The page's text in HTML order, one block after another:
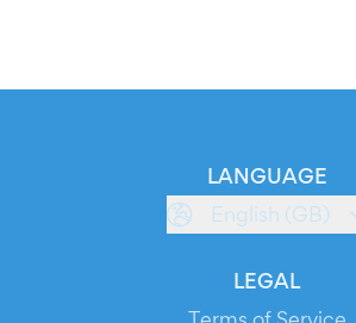
LANGUAGE
English (GB)
LEGAL